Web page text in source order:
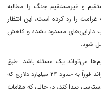
خسارت مستقیم و غیرمستقیم جنگ را مطالبه
را رد کرده است، این انتظار
دارایی‌های مسدود نشده و کاهش
شود.
می‌تواند یک مسئله باشد. طبق
گزارش‌ها، ایران تاکید کرده است که باید بتواند فوراً به حدود ۲۴ میلیارد دلاری که
پیدا کند، در حالی که مقامات